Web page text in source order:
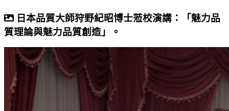
日本品質大師狩野紀昭博士蒞校演講：「魅力品
質理論與魅力品質創造」。